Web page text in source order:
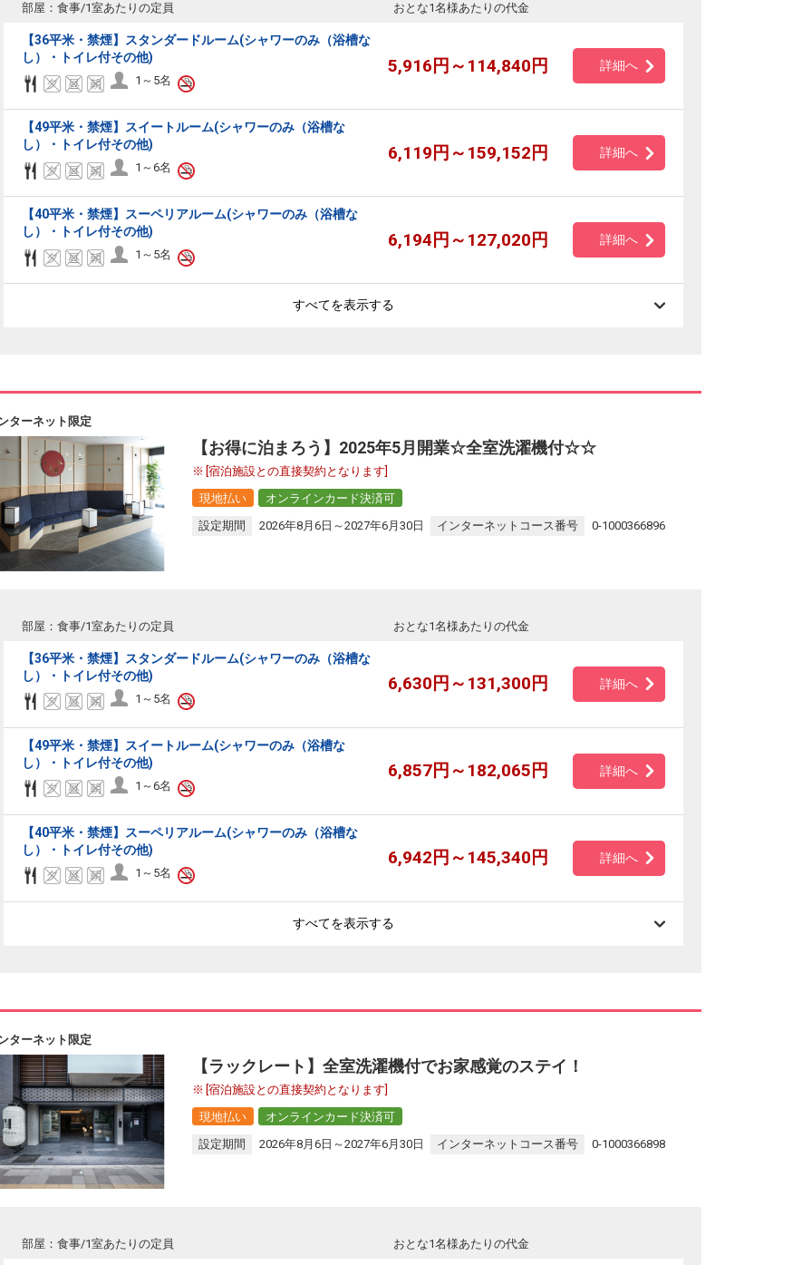
部屋：食事/1室あたりの定員 おとな1名様あたりの代金
【36平米・禁煙】スタンダードルーム(シャワーのみ（浴槽な
し）・トイレ付その他)
1～5名
5,916円～114,840円 詳細へ
【49平米・禁煙】スイートルーム(シャワーのみ（浴槽な
し）・トイレ付その他)
1～6名
6,119円～159,152円 詳細へ
【40平米・禁煙】スーペリアルーム(シャワーのみ（浴槽な
し）・トイレ付その他)
1～5名
6,194円～127,020円 詳細へ
すべてを表示する
ターネット限定
【お得に泊まろう】2025年5月開業☆全室洗濯機付☆☆
[宿泊施設との直接契約となります]
現地払い
オンラインカード決済可
設定期間
2026年8月6日～2027年6月30日 インターネットコース番号 0-1000366896
部屋：食事/1室あたりの定員 おとな1名様あたりの代金
【36平米・禁煙】スタンダードルーム(シャワーのみ（浴槽な
し）・トイレ付その他)
1～5名
6,630円～131,300円 詳細へ
【49平米・禁煙】スイートルーム(シャワーのみ（浴槽な
し）・トイレ付その他)
1～6名
6,857円～182,065円 詳細へ
【40平米・禁煙】スーペリアルーム(シャワーのみ（浴槽な
し）・トイレ付その他)
1～5名
6,942円～145,340円 詳細へ
すべてを表示する
ターネット限定
【ラックレート】全室洗濯機付でお家感覚のステイ！
[宿泊施設との直接契約となります]
現地払い
オンラインカード決済可
設定期間
2026年8月6日～2027年6月30日 インターネットコース番号 0-1000366898
部屋：食事/1室あたりの定員 おとな1名様あたりの代金